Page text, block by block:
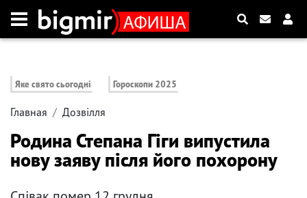
Яке свято сьогодні Гороскопи 2025
Главная Дозвілля
Родина Степана Гіги випустила
нову заяву після його похорону